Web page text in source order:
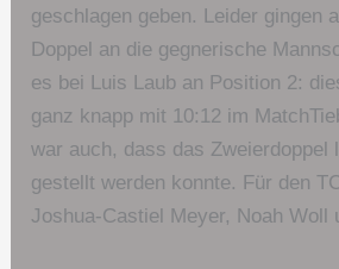
geschlagen geben. Leider gingen
Doppel an die gegnerische
es bei Luis Laub an Position 2:
ganz knapp mit 10:12 im
war auch, dass das Zweierdoppel
gestellt werden konnte. Für den
Joshua-Castiel Meyer, Noah Woll